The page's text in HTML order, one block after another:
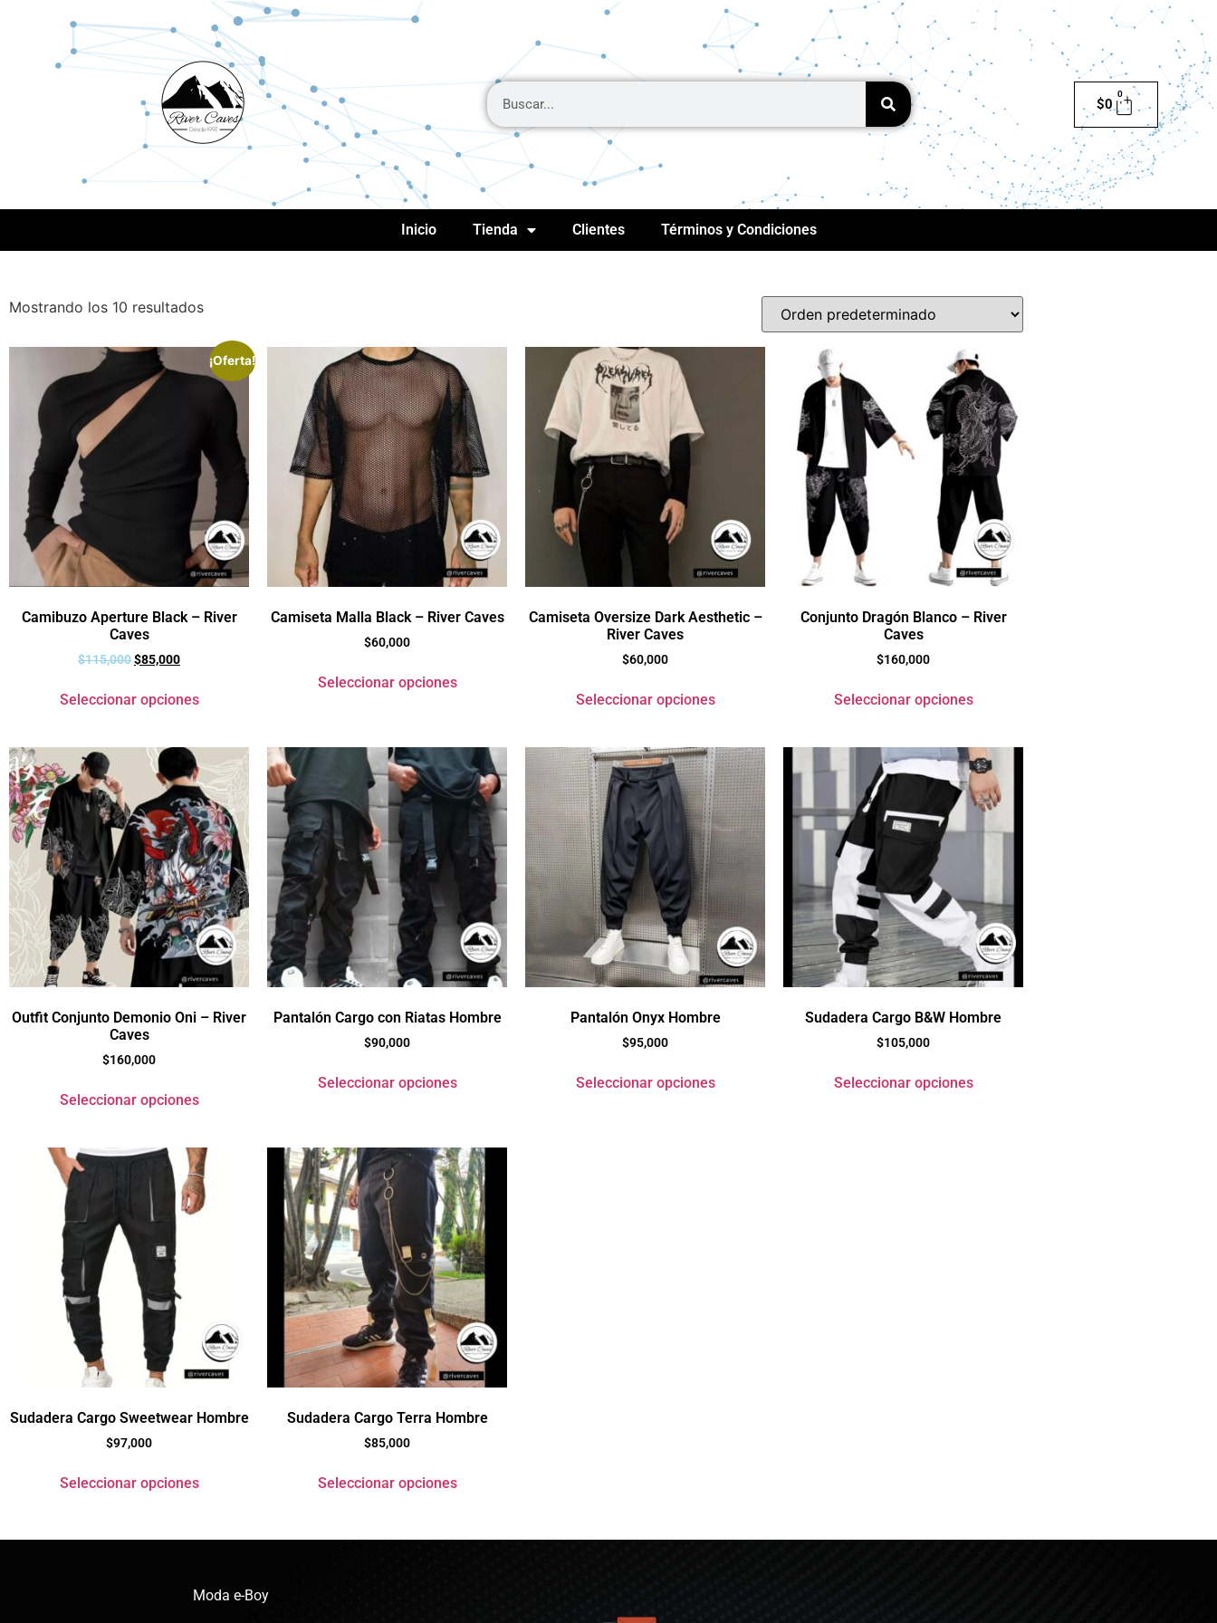
$0
0
Inicio Tienda Clientes Términos y Condiciones
Mostrando los 10 resultados
¡Oferta!
Camibuzo Aperture Black – River
Caves
$115,000$85,000
Seleccionar opciones
Camiseta Malla Black – River Caves
$60,000
Seleccionar opciones
Camiseta Oversize Dark Aesthetic –
River Caves
$60,000
Seleccionar opciones
Conjunto Dragón Blanco – River
Caves
$160,000
Seleccionar opciones
Outfit Conjunto Demonio Oni – River
Caves
$160,000
Seleccionar opciones
Pantalón Cargo con Riatas Hombre
$90,000
Seleccionar opciones
Pantalón Onyx Hombre
$95,000
Seleccionar opciones
Sudadera Cargo B&W Hombre
$105,000
Seleccionar opciones
Sudadera Cargo Sweetwear Hombre
$97,000
Seleccionar opciones
Sudadera Cargo Terra Hombre
$85,000
Seleccionar opciones
Moda e-Boy